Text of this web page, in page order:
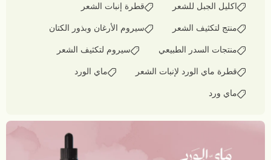
اكليل الجبل للشعر قطرة إنبات الشعر
منتج لتكثيف الشعر سيروم الأرغان وبذور الكتان
منتجات السدر الطبيعي سيروم لتكثيف الشعر
قطرة ماي الورد لإنبات الشعر ماي الورد
ماي ورد